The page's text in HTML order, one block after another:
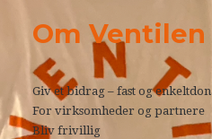
Om Ventilen
Giv et bidrag – fast og
For virksomheder og partnere
Bliv frivillig